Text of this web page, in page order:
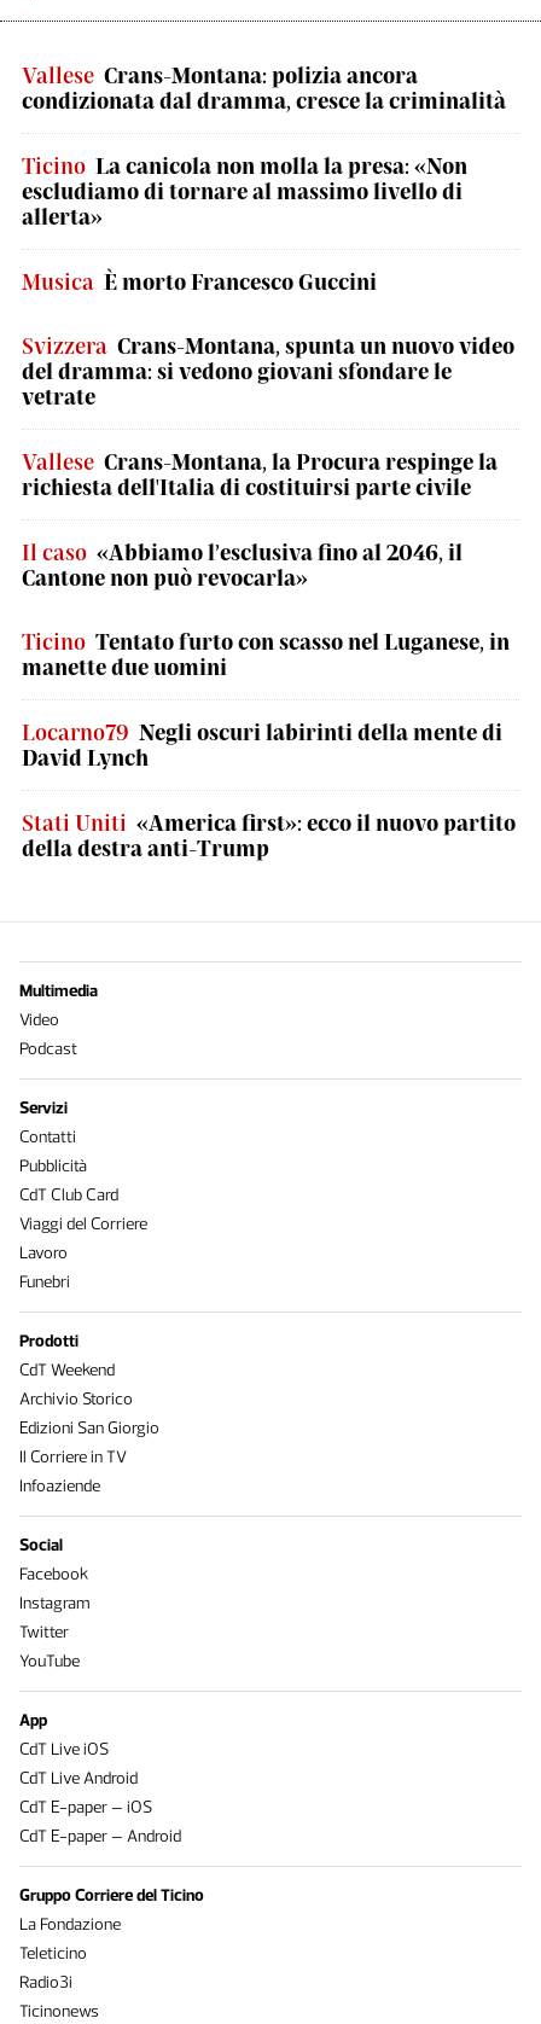
Vallese Crans-Montana: polizia ancora
condizionata dal dramma, cresce la criminalità
Ticino La canicola non molla la presa: «Non
escludiamo di tornare al massimo livello di
allerta»
Musica È morto Francesco Guccini
Svizzera Crans-Montana, spunta un nuovo video
del dramma: si vedono giovani sfondare le
vetrate
Vallese Crans-Montana, la Procura respinge la
richiesta dell'Italia di costituirsi parte civile
Il caso «Abbiamo l’esclusiva fino al 2046, il
Cantone non può revocarla»
Ticino Tentato furto con scasso nel Luganese, in
manette due uomini
Locarno79 Negli oscuri labirinti della mente di
David Lynch
Stati Uniti «America first»: ecco il nuovo partito
della destra anti-Trump
Multimedia
Video
Podcast
Servizi
Contatti
Pubblicità
CdT Club Card
Viaggi del Corriere
Lavoro
Funebri
Prodotti
CdT Weekend
Archivio Storico
Edizioni San Giorgio
Il Corriere in TV
Infoaziende
Social
Facebook
Instagram
Twitter
YouTube
App
CdT Live iOS
CdT Live Android
CdT E-paper – iOS
CdT E-paper – Android
Gruppo Corriere del Ticino
La Fondazione
Teleticino
Radio3i
Ticinonews